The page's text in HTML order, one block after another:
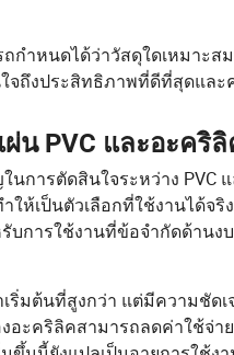
ำหนดได้ว่าวัสดุใดเหมาะ
ถึงประสิทธิภาพที่ดีที่สุดและ
น PVC และอะคริ
ารตัดสินใจระหว่าง PVC
ให้เป็นตัวเลือกที่ใช้งานได้
บการใช้งานที่ข้อจำกัดด้าน
ริ่มต้นที่สูงกว่า แต่มีความชั
ะคริลิคสามารถลดค่าใช้จ่า